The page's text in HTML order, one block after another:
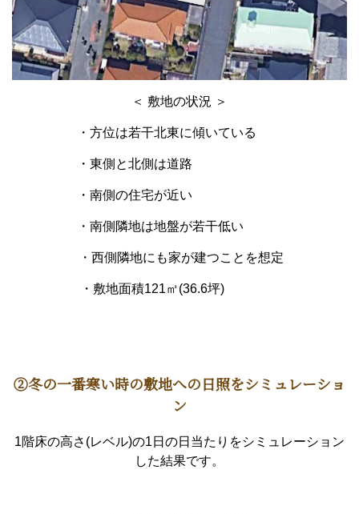
＜ 敷地の状況 ＞
・方位は若干北東に傾いている
・東側と北側は道路
・南側の住宅が近い
・南側隣地は地盤が若干低い
・西側隣地にも家が建つことを想定
・敷地面積121㎡(36.6坪)
②冬の一番寒い時の敷地への日照をシミュレーショ
ン
1階床の高さ(レベル)の1日の日当たりをシミュレーション
した結果です。